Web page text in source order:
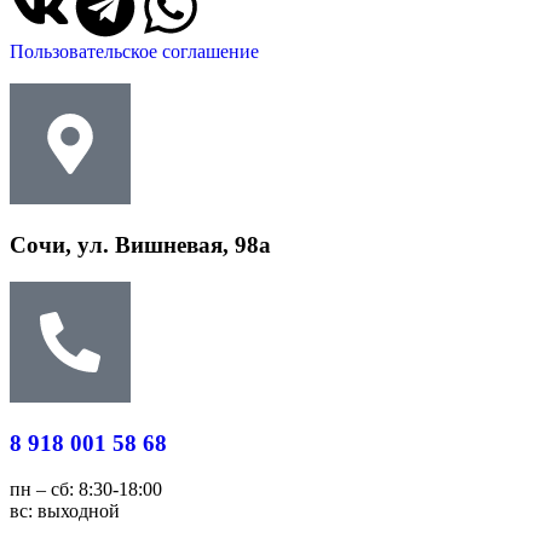
Пользовательское соглашение
Сочи, ул. Вишневая, 98а
8 918 001 58 68
пн – сб: 8:30-18:00
вс: выходной